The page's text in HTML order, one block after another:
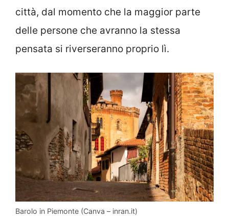
città, dal momento che la maggior parte
delle persone che avranno la stessa
pensata si riverseranno proprio lì.
Barolo in Piemonte (Canva – inran.it)